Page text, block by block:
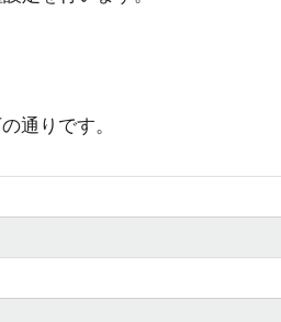
通りです。